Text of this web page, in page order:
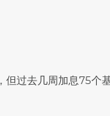
过去几周加息75个